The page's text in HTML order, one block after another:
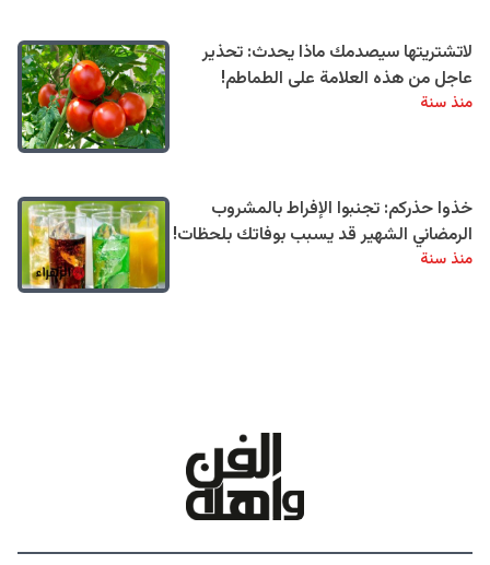
لاتشتريتها سيصدمك ماذا يحدث: تحذير
عاجل من هذه العلامة على الطماطم!
منذ سنة
خذوا حذركم: تجنبوا الإفراط بالمشروب
الرمضاني الشهير قد يسبب بوفاتك بلحظات!
منذ سنة